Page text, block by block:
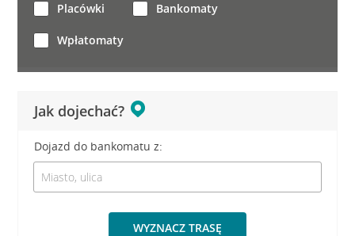
Jak dojechać?
Dojazd do bankomatu z:
WYZNACZ TRASĘ
Placówki Bankomaty
Wpłatomaty